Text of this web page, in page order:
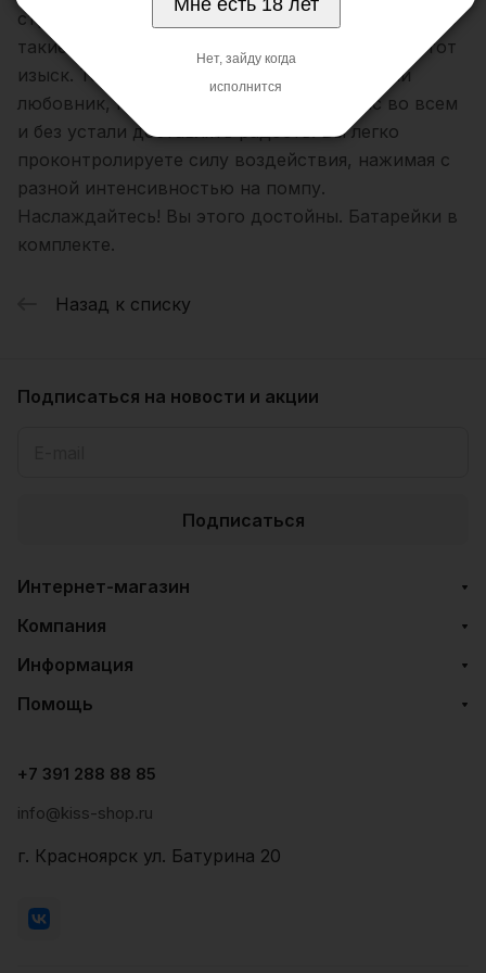
страстные ласки в виде посасывания. Вы любите
такие приемы в любви? Тогда попробуйте и этот
изыск. Теперь с Вами маленький, но умелый
любовник, который будет слушаться Вас во всем
и без устали доставлять радость! Вы легко
проконтролируете силу воздействия, нажимая с
разной интенсивностью на помпу.
Наслаждайтесь! Вы этого достойны. Батарейки в
комплекте.
Назад к списку
Подписаться на новости и акции
Подписаться
Интернет-магазин
Компания
Информация
Помощь
+7 391 288 88 85
info@kiss-shop.ru
г. Красноярск ул. Батурина 20
Нет, зайду когда
исполнится